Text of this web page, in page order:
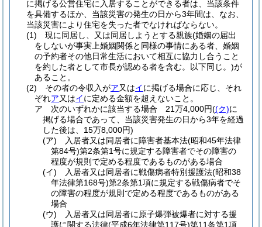
に掲げる公営住宅に入居することができる者は、当該条件
を具備するほか、当該災害の発生の日から3年間は、なお、
当該災害により住宅を失った者でなければならない。
(1)
現に同居し、又は同居しようとする親族(婚姻の届出
をしないが事実上婚姻関係と同様の事情にある者、婚姻
の予約者その他日常生活において相互に協力し合うこと
を約した者として市長が認める者を含む。以下同じ。)が
あること。
(2)
その者の令収入がア又はイに掲げる場合に応じ、それ
ぞれア又はイに定める金額を超えないこと。
ア
次のいずれかに該当する場合 21万4,000円((ク)に
掲げる場合であって、当該災害発生の日から3年を経過
した後は、15万8,000円)
(ア)
入居者又は同居者に障害者基本法(昭和45年法律
第84号)第2条第1号に規定する障害者でその障害の
程度が規則で定める程度であるものがある場合
(イ)
入居者又は同居者に戦傷病者特別援護法(昭和38
年法律第168号)第2条第1項に規定する戦傷病者でそ
の障害の程度が規則で定める程度であるものがある
場合
(ウ)
入居者又は同居者に原子爆弾被爆者に対する援
護に関する法律(平成6年法律第117号)第11条第1項